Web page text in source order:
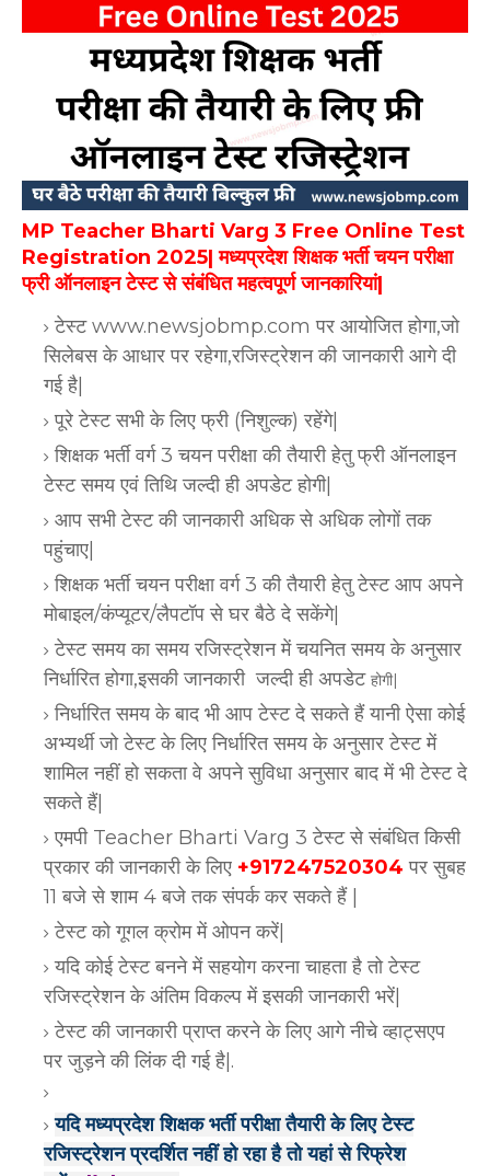
MP Teacher Bharti Varg 3 Free Online Test
Registration 2025| मध्यप्रदेश शिक्षक भर्ती चयन परीक्षा
फ्री ऑनलाइन टेस्ट से संबंधित महत्वपूर्ण जानकारियां|
टेस्ट www.newsjobmp.com पर आयोजित होगा,जो
सिलेबस के आधार पर रहेगा,रजिस्ट्रेशन की जानकारी आगे दी
गई है|
पूरे टेस्ट सभी के लिए फ्री (निशुल्क) रहेंगे|
शिक्षक भर्ती वर्ग 3 चयन परीक्षा की तैयारी हेतु फ्री ऑनलाइन
टेस्ट समय एवं तिथि जल्दी ही अपडेट होगी|
आप सभी टेस्ट की जानकारी अधिक से अधिक लोगों तक
पहुंचाए|
शिक्षक भर्ती चयन परीक्षा वर्ग 3 की तैयारी हेतु टेस्ट आप अपने
मोबाइल/कंप्यूटर/लैपटॉप से घर बैठे दे सकेंगे|
टेस्टसमय का समय रजिस्ट्रेशन में चयनित समय के अनुसार
निर्धारित होगा,इसकी जानकारी जल्दी ही अपडेट होगी|
निर्धारित समय के बाद भी आप टेस्ट दे सकते हैं यानी ऐसा कोई
अभ्यर्थी जो टेस्ट के लिए निर्धारित समय के अनुसार टेस्ट में
शामिल नहीं हो सकता वे अपने सुविधा अनुसार बाद में भी टेस्ट दे
सकते हैं|
एमपी Teacher Bharti Varg 3 टेस्ट से संबंधित किसी
प्रकार की जानकारी के लिए +917247520304 पर सुबह
11 बजे से शाम 4 बजे तक संपर्क कर सकते हैं |
टेस्ट को गूगल क्रोम में ओपन करें|
यदि कोई टेस्ट बनने में सहयोग करना चाहता है तो टेस्ट
रजिस्ट्रेशन के अंतिम विकल्प में इसकी जानकारी भरें|
टेस्ट की जानकारी प्राप्त करने के लिए आगे नीचे व्हाट्सएप
पर जुड़ने की लिंक दी गई है|.
यदि मध्यप्रदेश शिक्षक भर्ती परीक्षा तैयारी के लिए टेस्ट
रजिस्ट्रेशन प्रदर्शित नहीं हो रहा है तो यहां से रिफ्रेश